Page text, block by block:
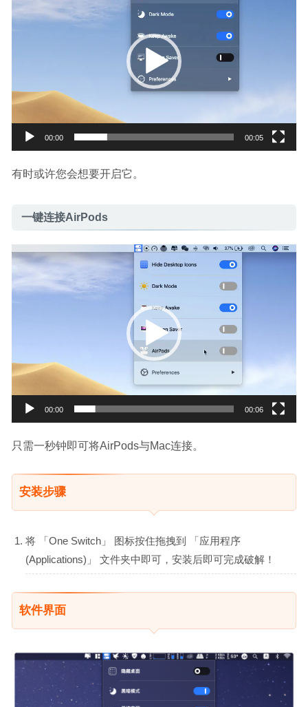
播
00:00 00:05
有时或许您会想要开启它。
一键连接AirPods
视
播
00:00 00:06
只需一秒钟即可将AirPods与Mac连接。
安装步骤
将 「One Switch」 图标按住拖拽到 「应用程序
(Applications)」 文件夹中即可，安装后即可完成破解！
软件界面